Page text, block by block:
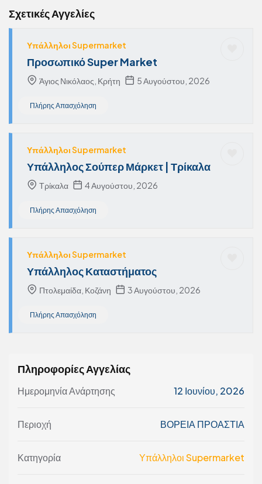
Σχετικές Αγγελίες
Υπάλληλοι Supermarket
Προσωπικό Super Market
Άγιος Νικόλαος, Κρήτη 5 Αυγούστου, 2026
Πλήρης Απασχόληση
Υπάλληλοι Supermarket
Υπάλληλος Σούπερ Μάρκετ | Τρίκαλα
Τρίκαλα 4 Αυγούστου, 2026
Πλήρης Απασχόληση
Υπάλληλοι Supermarket
Υπάλληλος Καταστήματος
Πτολεμαίδα, Κοζάνη 3 Αυγούστου, 2026
Πλήρης Απασχόληση
Πληροφορίες Αγγελίας
Ημερομηνία Ανάρτησης 12 Ιουνίου, 2026
Περιοχή ΒΟΡΕΙΑ ΠΡΟΑΣΤΙΑ
Κατηγορία Υπάλληλοι Supermarket